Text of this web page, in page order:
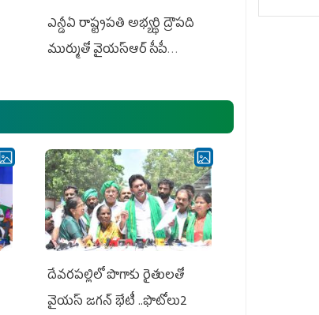
ఎన్డీఏ రాష్ట్ర‌ప‌తి అభ్య‌ర్థి ద్రౌప‌ది
ముర్ముతో వైయ‌స్ఆర్ సీపీ
ఎమ్మెల్యేలు, ఎంపీల స‌మావేశం
దేవరపల్లిలో పొగాకు రైతులతో
వైయస్ జగన్ భేటీ ..ఫొటోలు2